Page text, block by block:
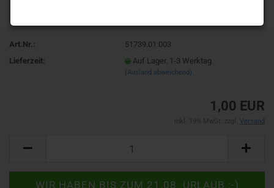
Art.Nr.:
51739.01.003
Lieferzeit:
Auf Lager. 1-3 Werktag
(Ausland abweichend)
1,00 EUR
Versand